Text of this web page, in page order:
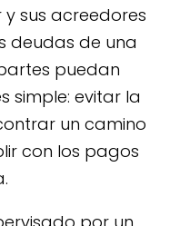
sus acreedores
deudas de una
puedan
simple: evitar la
un camino
con los pagos